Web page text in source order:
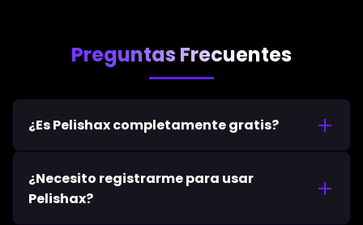
Preguntas Frecuentes
¿Es Pelishax completamente gratis?
requiere suscripciones ni pagos ocultos.
Ofrecemos acceso ilimitado a nuestro catálogo
¿Necesito registrarme para usar
Pelishax?